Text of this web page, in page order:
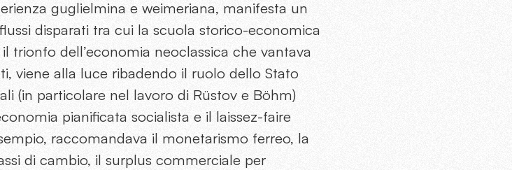
guglielmina e weimeriana, manifesta un
disparati tra cui la scuola storico-economica
trionfo dell’economia neoclassica che vantava
viene alla luce ribadendo il ruolo dello Stato
(in particolare nel lavoro di Rüstov e Böhm)
pianificata socialista e il laissez-faire
raccomandava il monetarismo ferreo, la
di cambio, il surplus commerciale per